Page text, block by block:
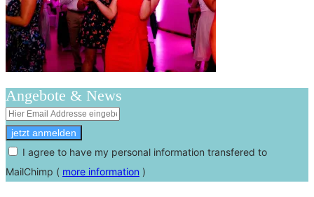
Angebote & News
I agree to have my personal information transfered to
MailChimp ( more information )